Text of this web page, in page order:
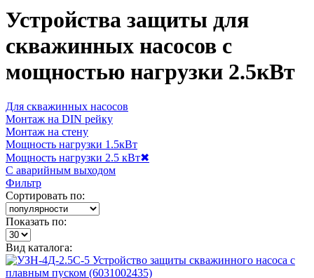
Устройства защиты для
скважинных насосов с
мощностью нагрузки 2.5кВт
Для скважинных насосов
Монтаж на DIN рейку
Монтаж на стену
Мощность нагрузки 1.5кВт
Мощность нагрузки 2.5 кВт✖
С аварийным выходом
Фильтр
Сортировать по:
Показать по:
Вид каталога: